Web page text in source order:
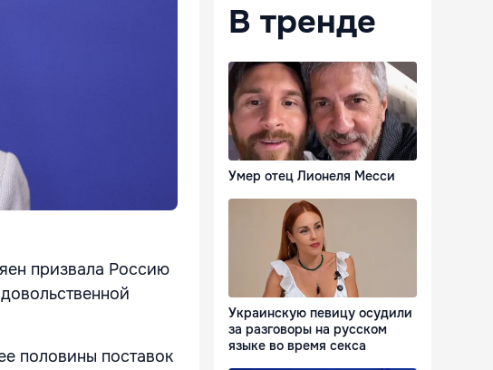
призвала Россию
половины поставок
В тренде
Умер отец Лионеля Месси
Украинскую певицу осудили
за разговоры на русском
языке во время секса